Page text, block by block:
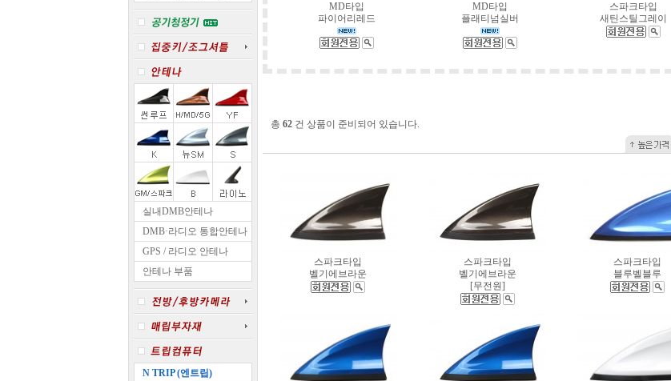
실내DMB안테나
DMB·라디오 통합안테나
GPS / 라디오 안테나
안테나 부품
N TRIP (엔트립)
MD타입
파이어리레드
MD타입
플래티넘실버
스파크타입
새틴스틸그레이
총 62 건 상품이 준비되어 있습니다.
스파크타입
벨기에브라운
스파크타입
벨기에브라운
[무전원]
스파크타입
블루벨블루